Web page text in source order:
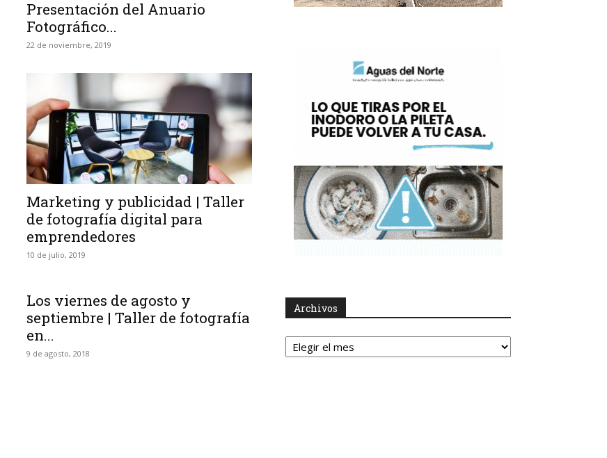
Presentación del Anuario
Fotográfico...
22 de noviembre, 2019
Marketing y publicidad | Taller
de fotografía digital para
emprendedores
10 de julio, 2019
Los viernes de agosto y
septiembre | Taller de fotografía
en...
9 de agosto, 2018
Archivos
Archivos